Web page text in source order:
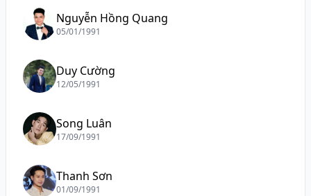
Nguyễn Hồng Quang
05/01/1991
Duy Cường
12/05/1991
Song Luân
17/09/1991
Thanh Sơn
01/09/1991